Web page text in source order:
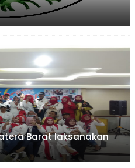
Barat laksanakan